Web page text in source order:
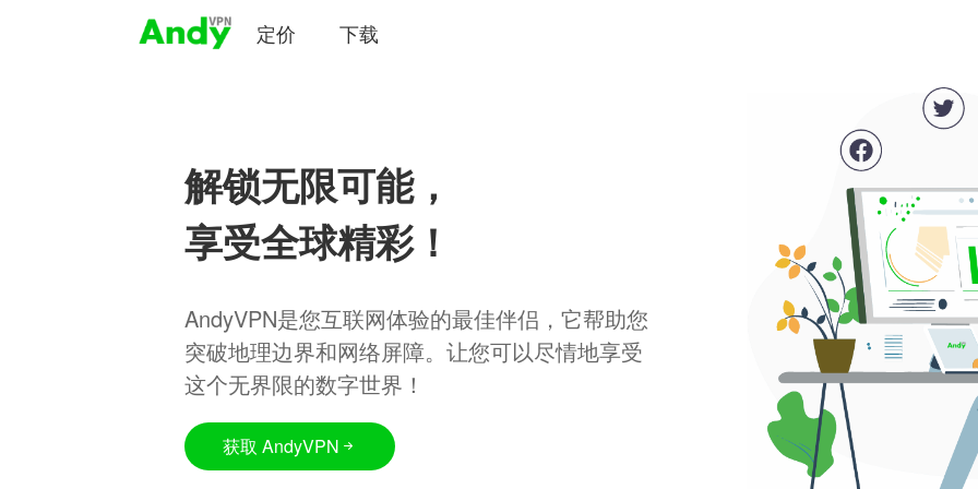
定价 下载
解锁无限可能，
享受全球精彩！
AndyVPN是您互联网体验的最佳伴侣，它帮助您
突破地理边界和网络屏障。让您可以尽情地享受
这个无界限的数字世界！
获取 AndyVPN